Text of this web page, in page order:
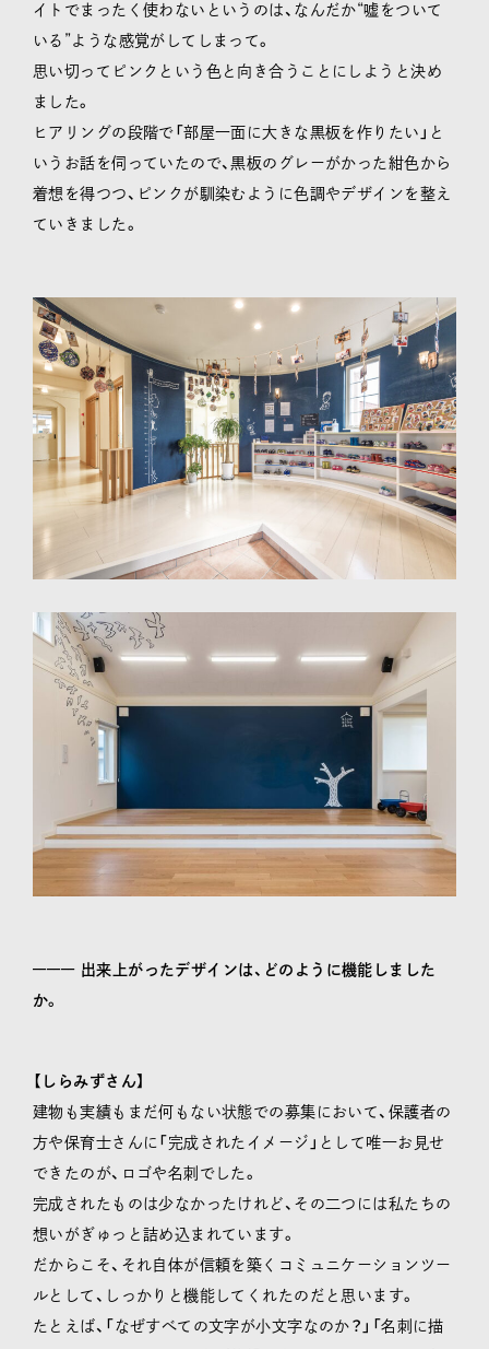
イトでまったく使わないというのは、なんだか“嘘をついて
いる”ような感覚がしてしまって。
思い切ってピンクという色と向き合うことにしようと決め
ました。
ヒアリングの段階で「部屋一面に大きな黒板を作りたい」と
いうお話を伺っていたので、黒板のグレーがかった紺色から
着想を得つつ、ピンクが馴染むように色調やデザインを整え
ていきました。
–––––– 出来上がったデザインは、どのように機能しました
か。
【しらみずさん】
建物も実績もまだ何もない状態での募集において、保護者の
方や保育士さんに「完成されたイメージ」として唯一お見せ
できたのが、ロゴや名刺でした。
完成されたものは少なかったけれど、その二つには私たちの
想いがぎゅっと詰め込まれています。
だからこそ、それ自体が信頼を築くコミュニケーションツー
ルとして、しっかりと機能してくれたのだと思います。
たとえば、「なぜすべての文字が小文字なのか？」「名刺に描